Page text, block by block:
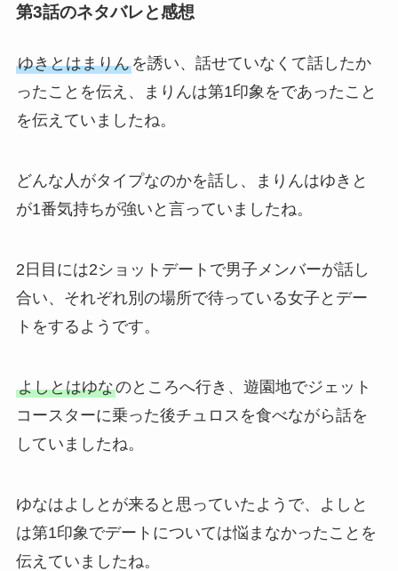
第3話のネタバレと感想
ゆきとはまりんを誘い、話せていなくて話したか
ったことを伝え、まりんは第1印象をであったこと
を伝えていましたね。
どんな人がタイプなのかを話し、まりんはゆきと
が1番気持ちが強いと言っていましたね。
2日目には2ショットデートで男子メンバーが話し
合い、それぞれ別の場所で待っている女子とデー
トをするようです。
よしとはゆなのところへ行き、遊園地でジェット
コースターに乗った後チュロスを食べながら話を
していましたね。
ゆなはよしとが来ると思っていたようで、よしと
は第1印象でデートについては悩まなかったことを
伝えていましたね。